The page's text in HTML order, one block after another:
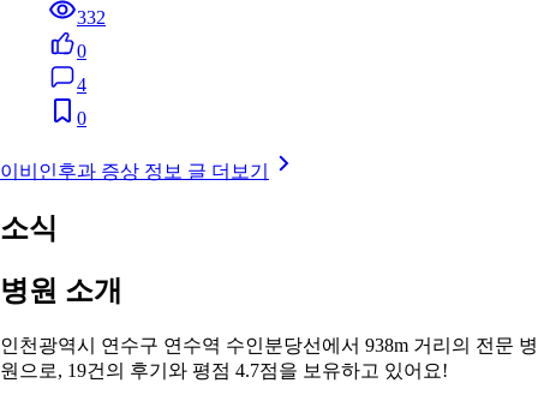
332
0
4
0
이비인후과 증상 정보 글 더보기
소식
병원 소개
인천광역시 연수구 연수역 수인분당선에서 938m 거리의 전문 병
원으로, 19건의 후기와 평점 4.7점을 보유하고 있어요!